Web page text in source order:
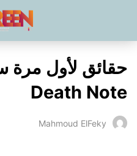
حقائق لأول مرة
Death Note
Mahmoud ElFeky